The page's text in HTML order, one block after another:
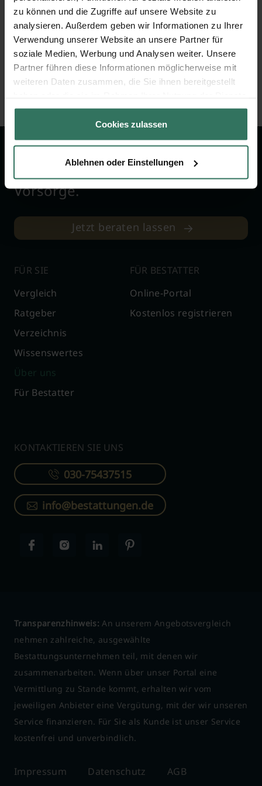
zu können und die Zugriffe auf unsere Website zu
analysieren. Außerdem geben wir Informationen zu Ihrer
Verwendung unserer Website an unsere Partner für
soziale Medien, Werbung und Analysen weiter. Unsere
Partner führen diese Informationen möglicherweise mit
weiteren Daten zusammen, die Sie ihnen bereitgestellt
gesammelt haben.
Cookies zulassen
Ablehnen oder Einstellungen
Telefon:030-7543 7515
E-Mail: Diese E-Mail-Adresse ist vor Spambots
geschützt! Zur Anzeige muss JavaScript
eingeschaltet sein!
Wir sind Ihr Ansprechpartner rund
um das Thema Bestattung &
Vorsorge.
Jetzt beraten lassen
FÜR SIE
Vergleich
Ratgeber
Verzeichnis
Wissenswertes
Über uns
Für Bestatter
FÜR BESTATTER
Online-Portal
Kostenlos registrieren
KONTAKTIEREN SIE UNS
030-75437515
info@bestattungen.de
Transparenzhinweis: An unserem Angebotsvergleich
nehmen zahlreiche, ausgewählte
Bestattungsunternehmen teil, mit denen wir
zusammenarbeiten. Wenn über unser Portal eine
Vermittlung zu Stande kommt, erhalten wir vom
jeweiligen Anbieter eine Vergütung, mit der wir unseren
Service finanzieren. Für Sie als Kunde ist unser Service
kostenfrei und unverbindlich.
Impressum Datenschutz AGB